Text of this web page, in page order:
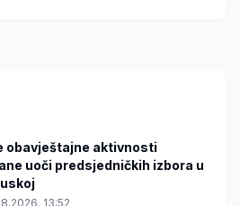
obavještajne aktivnosti
uoči predsjedničkih izbora u
13:52